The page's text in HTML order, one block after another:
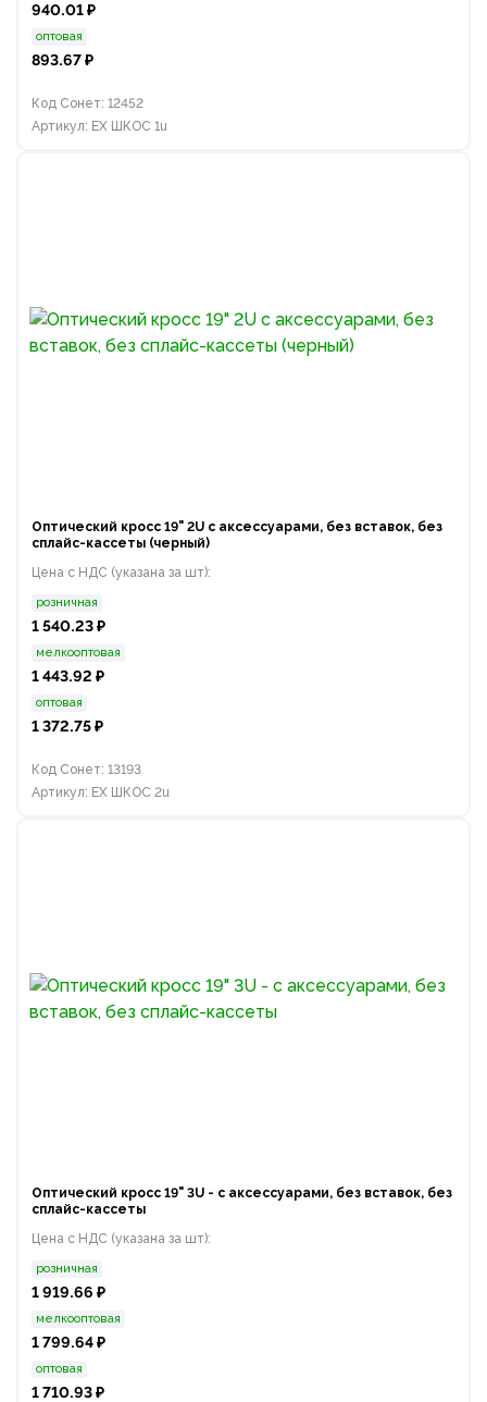
940.01 ₽
оптовая
893.67 ₽
Код Сонет: 12452
Артикул: EX ШКОС 1u
Оптический кросс 19" 2U с аксессуарами, без вставок, без
сплайс-кассеты (черный)
Цена с НДС (указана за шт):
розничная
1 540.23 ₽
мелкооптовая
1 443.92 ₽
оптовая
1 372.75 ₽
Код Сонет: 13193
Артикул: EX ШКОС 2u
Оптический кросс 19" 3U - с аксессуарами, без вставок, без
сплайс-кассеты
Цена с НДС (указана за шт):
розничная
1 919.66 ₽
мелкооптовая
1 799.64 ₽
оптовая
1 710.93 ₽